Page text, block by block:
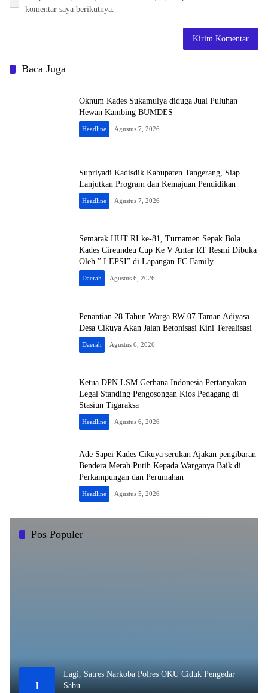
komentar saya berikutnya.
Baca Juga
Oknum Kades Sukamulya diduga Jual Puluhan
Hewan Kambing BUMDES
Headline Agustus 7, 2026
Supriyadi Kadisdik Kabupaten Tangerang, Siap
Lanjutkan Program dan Kemajuan Pendidikan
Headline Agustus 7, 2026
Semarak HUT RI ke-81, Turnamen Sepak Bola
Kades Cireundeu Cup Ke V Antar RT Resmi Dibuka
Oleh ” LEPSI” di Lapangan FC Family
Daerah Agustus 6, 2026
Penantian 28 Tahun Warga RW 07 Taman Adiyasa
Desa Cikuya Akan Jalan Betonisasi Kini Terealisasi
Daerah Agustus 6, 2026
Ketua DPN LSM Gerhana Indonesia Pertanyakan
Legal Standing Pengosongan Kios Pedagang di
Stasiun Tigaraksa
Headline Agustus 6, 2026
Ade Sapei Kades Cikuya serukan Ajakan pengibaran
Bendera Merah Putih Kepada Warganya Baik di
Perkampungan dan Perumahan
Headline Agustus 5, 2026
Pos Populer
1
Lagi, Satres Narkoba Polres OKU Ciduk Pengedar
Sabu